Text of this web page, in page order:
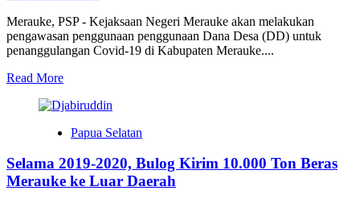
agar
Tidak
Terima
Warga
Luar
Merauke, PSP - Kejaksaan Negeri Merauke akan melakukan
pengawasan penggunaan penggunaan Dana Desa (DD) untuk
penanggulangan Covid-19 di Kabupaten Merauke....
Read MoreRead
about
akan
Pengawasan
Penggunaan
Papua Selatan
Selama 2019-2020, Bulog Kirim 10.000 Ton Beras
Merauke ke Luar Daerah